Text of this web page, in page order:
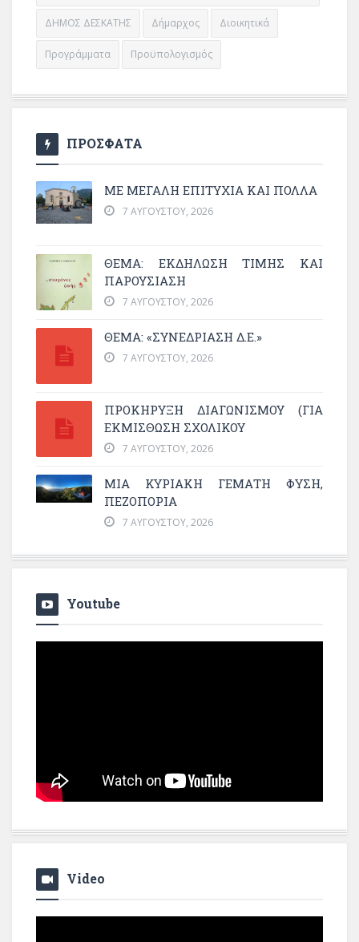
ΔΗΜΟΣ ΔΕΣΚΑΤΗΣ Δήμαρχος Διοικητικά
Προγράμματα Προϋπολογισμός
ΠΡΟΣΦΑΤΑ
ΜΕ ΜΕΓΆΛΗ ΕΠΙΤΥΧΊΑ ΚΑΙ ΠΟΛΛΆ
7 ΑΥΓΟΎΣΤΟΥ, 2026
ΘΈΜΑ: ΕΚΔΉΛΩΣΗ ΤΙΜΉΣ ΚΑΙ
ΠΑΡΟΥΣΊΑΣΗ
7 ΑΥΓΟΎΣΤΟΥ, 2026
ΘΕΜΑ: «ΣΥΝΕΔΡΊΑΣΗ Δ.Ε.»
7 ΑΥΓΟΎΣΤΟΥ, 2026
ΠΡΟΚΗΡΥΞΗ ΔΙΑΓΩΝΙΣΜΟΥ (ΓΙΑ
ΕΚΜΊΣΘΩΣΗ ΣΧΟΛΙΚΟΎ
7 ΑΥΓΟΎΣΤΟΥ, 2026
ΜΙΑ ΚΥΡΙΑΚΉ ΓΕΜΆΤΗ ΦΎΣΗ,
ΠΕΖΟΠΟΡΊΑ
7 ΑΥΓΟΎΣΤΟΥ, 2026
Youtube
Video